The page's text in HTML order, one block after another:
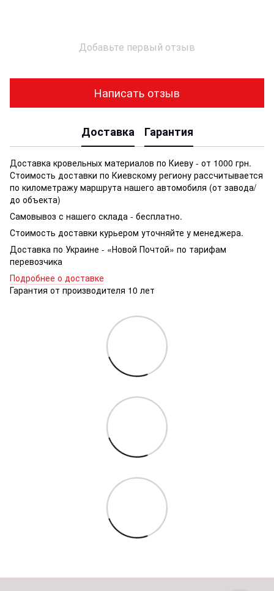
Добавьте первый отзыв
Написать отзыв
Доставка Гарантия
Доставка кровельных материалов по Киеву - от 1000 грн.
Стоимость доставки по Киевскому региону рассчитывается
по километражу маршрута нашего автомобиля (от завода/
до объекта)
Самовывоз с нашего склада - бесплатно.
Стоимость доставки курьером уточняйте у менеджера.
Доставка по Украине - «Новой Почтой» по тарифам
перевозчика
Подробнее о доставке
Гарантия от производителя 10 лет